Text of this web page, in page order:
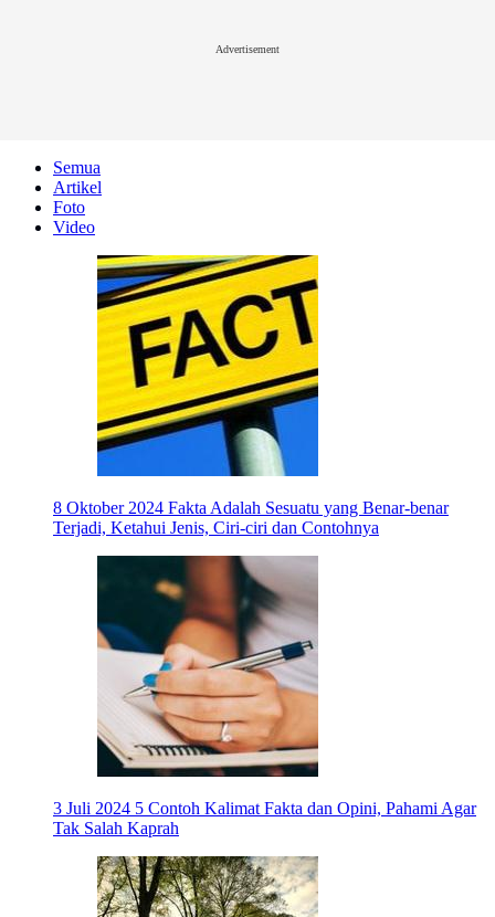
Advertisement
Semua
Artikel
Foto
Video
8 Oktober 2024 Fakta Adalah Sesuatu yang Benar-benar
Terjadi, Ketahui Jenis, Ciri-ciri dan Contohnya
3 Juli 2024 5 Contoh Kalimat Fakta dan Opini, Pahami Agar
Tak Salah Kaprah